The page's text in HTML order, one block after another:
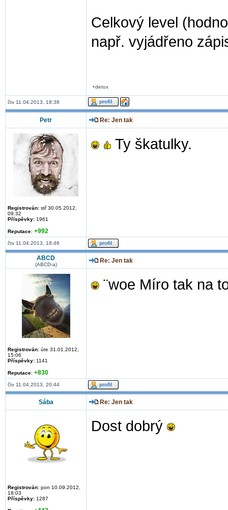
Celkový level
např. vyjádřeno
+detox
čtv 11.04.2013, 18:38
Petr Re: Jen tak
Registrován: stř 30.05.2012,
09:32
Příspěvky: 1961
Reputace: +992
Ty škatulky.
čtv 11.04.2013, 18:46
ABCD
(ABCD-a)
Re: Jen tak
Registrován: úte 31.01.2012,
15:06
Příspěvky: 1141
Reputace: +830
¨woe Míro tak na
čtv 11.04.2013, 20:44
Sába Re: Jen tak
Registrován: pon 10.09.2012,
18:03
Příspěvky: 1287
Dost dobrý